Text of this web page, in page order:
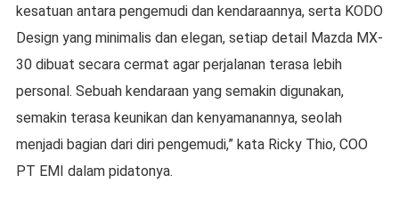
kesatuan antara pengemudi dan kendaraannya, serta KODO
Design yang minimalis dan elegan, setiap detail Mazda MX-
30 dibuat secara cermat agar perjalanan terasa lebih
personal. Sebuah kendaraan yang semakin digunakan,
semakin terasa keunikan dan kenyamanannya, seolah
menjadi bagian dari diri pengemudi,” kata Ricky Thio, COO
PT EMI dalam pidatonya.